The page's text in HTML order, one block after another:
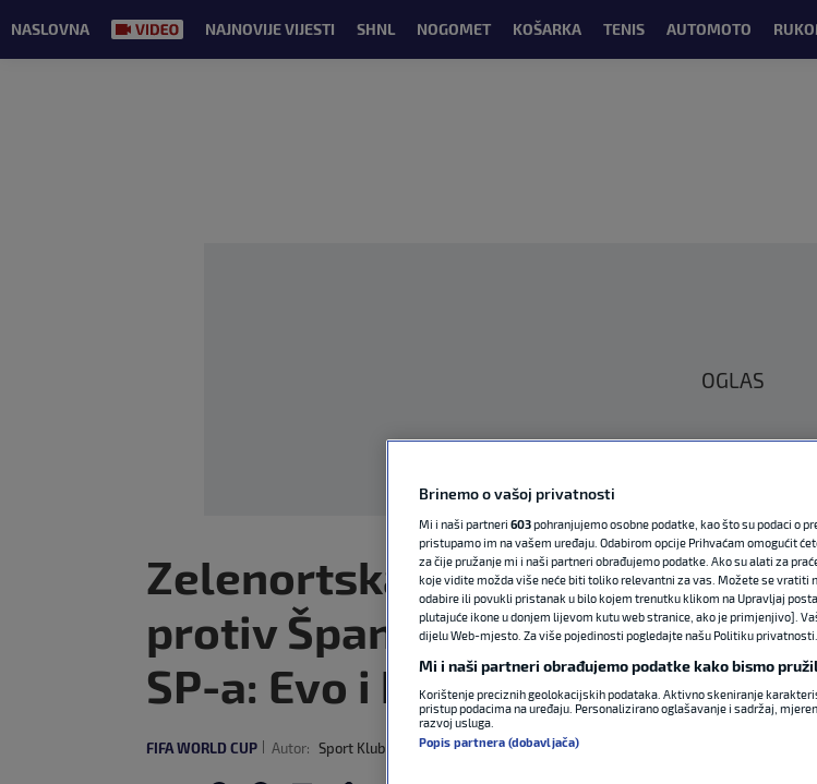
NASLOVNA NAJNOVIJE VIJESTI SHNL NOGOMET KOŠARKA TENIS AUTOMOTO
OGLAS
Zelenortska Republika u
protiv Španjolske oborila
SP-a: Evo i koji
FIFA WORLD CUP Autor: Sport Klub 15. lip 2026 20:27 0 komentara
Brinemo o vašoj privatnosti
Mi i naši partneri 603pohranjujemo osobne podatke, kao što su podaci o
pristupamo im na vašem uređaju. Odabirom opcije Prihvaćam omogućit
za čije pružanje mi i naši partneri obrađujemo podatke. Ako su alati za
koje vidite možda više neće biti toliko relevantni za vas. Možete se vratiti
odabire ili povukli pristanak u bilo kojem trenutku klikom na Upravljaj
plutajuće ikone u donjem lijevom kutu web stranice, ako je primjenjivo].
dijelu Web-mjesto. Za više pojedinosti pogledajte našu Politiku privatnosti.
Mi i naši partneri obrađujemo podatke kako bismo
Korištenje preciznih geolokacijskih podataka. Aktivno skeniranje
pristup podacima na uređaju. Personalizirano oglašavanje i sadržaj,
razvoj usluga.
Popis partnera (dobavljača)